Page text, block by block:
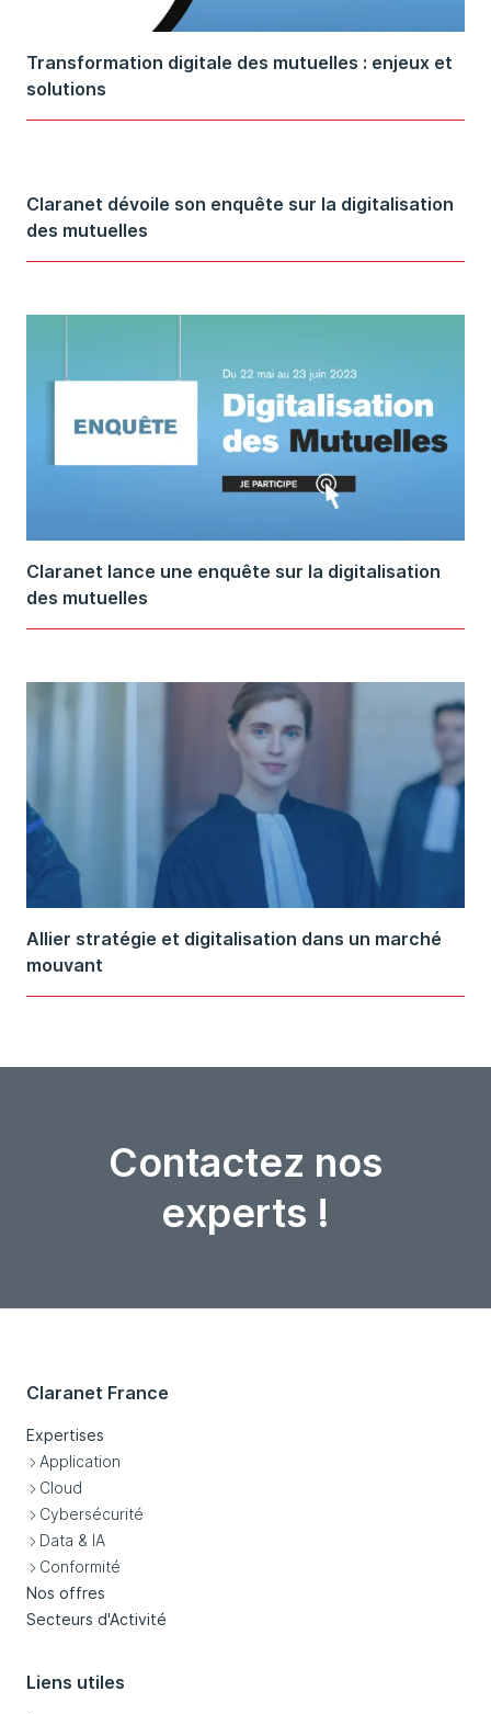
Transformation digitale des mutuelles : enjeux et
solutions
Claranet dévoile son enquête sur la digitalisation
des mutuelles
Claranet lance une enquête sur la digitalisation
des mutuelles
Allier stratégie et digitalisation dans un marché
mouvant
Contactez nos
experts !
Claranet France
Expertises
Application
Cloud
Cybersécurité
Data & IA
Conformité
Nos offres
Secteurs d'Activité
Liens utiles